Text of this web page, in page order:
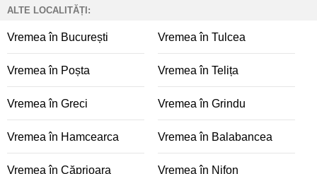
ALTE LOCALITĂȚI:
Vremea în București Vremea în Tulcea
Vremea în Poșta Vremea în Telița
Vremea în Greci Vremea în Grindu
Vremea în Hamcearca Vremea în Balabancea
Vremea în Căprioara Vremea în Nifon